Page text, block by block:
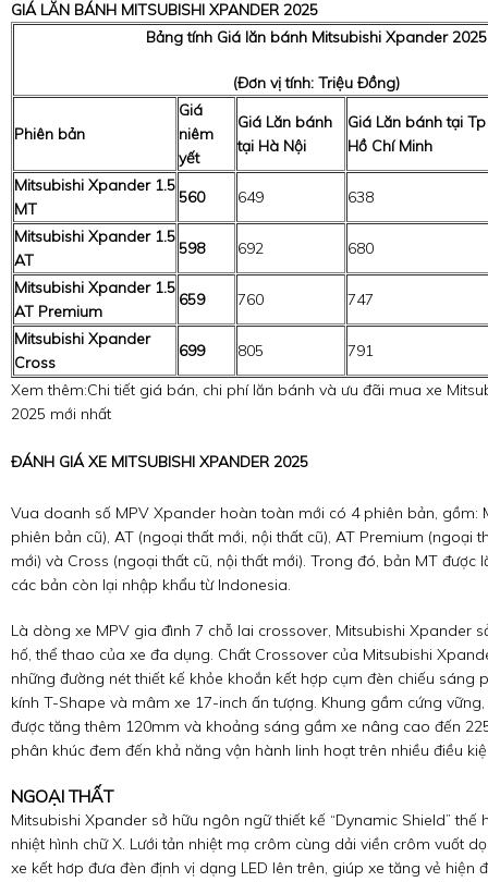
GIÁ LĂN BÁNH MITSUBISHI XPANDER 2025
Bảng tính Giá lăn bánh Mitsubishi Xpander 2025
(Đơn vị tính: Triệu Đồng)
Phiên bản
Giá
niêm
yết
Giá Lăn bánh
tại Hà Nội
Giá Lăn bánh tại Tp
Hồ Chí Minh
Mitsubishi Xpander 1.5
MT
560 649
638
Mitsubishi Xpander 1.5
AT
598 692
680
Mitsubishi Xpander 1.5
AT Premium
659 760
747
Mitsubishi Xpander
Cross
699 805
791
Xem thêm:Chi tiết giá bán, chi phí lăn bánh và ưu đãi mua xe
2025 mới nhất
ĐÁNH GIÁ XE MITSUBISHI XPANDER 2025
Vua doanh số MPV Xpander hoàn toàn mới có 4 phiên bản, gồm:
phiên bản cũ), AT (ngoại thất mới, nội thất cũ), AT Premium (ngoại
mới) và Cross (ngoại thất cũ, nội thất mới). Trong đó, bản MT được
các bản còn lại nhập khẩu từ Indonesia.
Là dòng xe MPV gia đình 7 chỗ lai crossover, Mitsubishi Xpander
hố, thể thao của xe đa dụng. Chất Crossover của Mitsubishi
những đường nét thiết kế khỏe khoắn kết hợp cụm đèn chiếu sáng
kính T-Shape và mâm xe 17-inch ấn tượng. Khung gầm cứng
được tăng thêm 120mm và khoảng sáng gầm xe nâng cao đến
phân khúc đem đến khả năng vận hành linh hoạt trên nhiều điều
NGOẠI THẤT
Mitsubishi Xpander sở hữu ngôn ngữ thiết kế “Dynamic Shield” thế
nhiệt hình chữ X. Lưới tản nhiệt mạ crôm cùng dải viền crôm vuốt
xe kết hơp đưa đèn định vị dạng LED lên trên, giúp xe tăng vẻ hiện